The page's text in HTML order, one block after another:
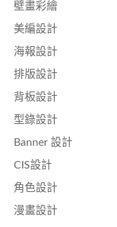
壁畫彩繪
美編設計
海報設計
排版設計
背板設計
型錄設計
Banner 設計
CIS設計
角色設計
漫畫設計